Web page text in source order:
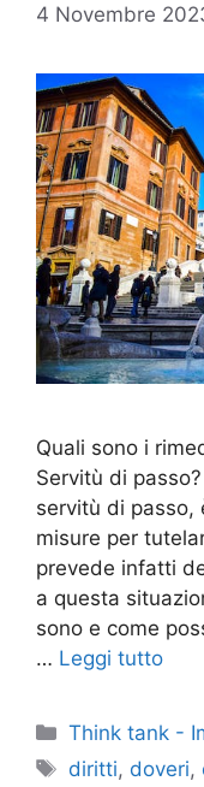
4 Novembre
Quali sono i
Servitù di
servitù di passo,
misure per
prevede infatti
a questa
sono e come
… Leggi tutto
Categorie
Think tank -
Tag
diritti, doveri,